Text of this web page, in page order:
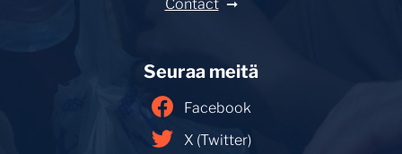
Contact
Seuraa meitä
Facebook
X (Twitter)